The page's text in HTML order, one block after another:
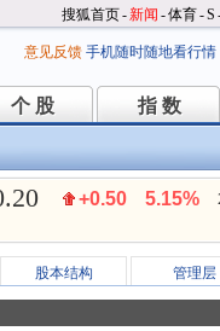
搜狐首页-新闻 -体育-S
意见反馈 手机随时随地看行情
个 股
个 股 指 数
指 数
+0.50 5.15%
股本结构 管理层